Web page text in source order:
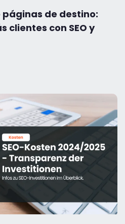
de destino:
clientes con SEO y